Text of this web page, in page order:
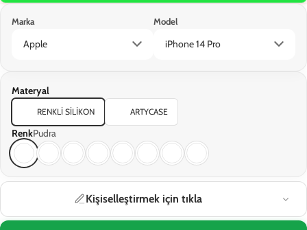
Marka Model
Materyal
RENKLI SILIKON ARTYCASE
RenkPudra
Kişiselleştirmek için tıkla